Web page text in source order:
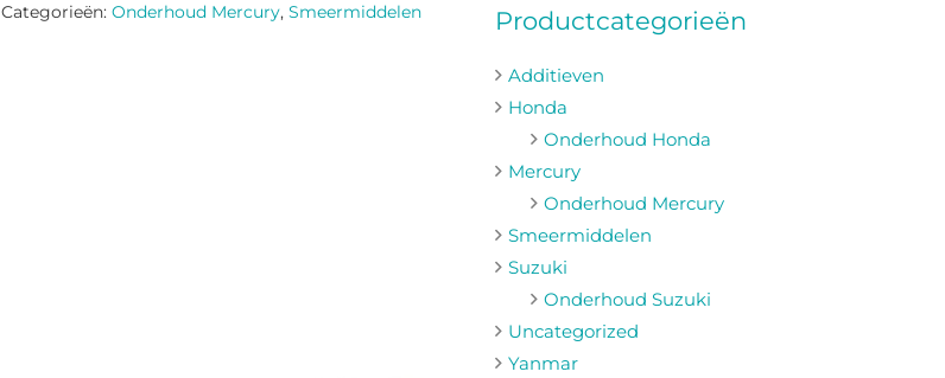
Categorieën:Onderhoud Mercury,Smeermiddelen Productcategorieën
Additieven
Honda
Onderhoud Honda
Mercury
Onderhoud Mercury
Smeermiddelen
Suzuki
Onderhoud Suzuki
Uncategorized
Yanmar